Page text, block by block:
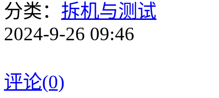
分类： 拆机与测试
2024-9-26 09:46
评论(0)